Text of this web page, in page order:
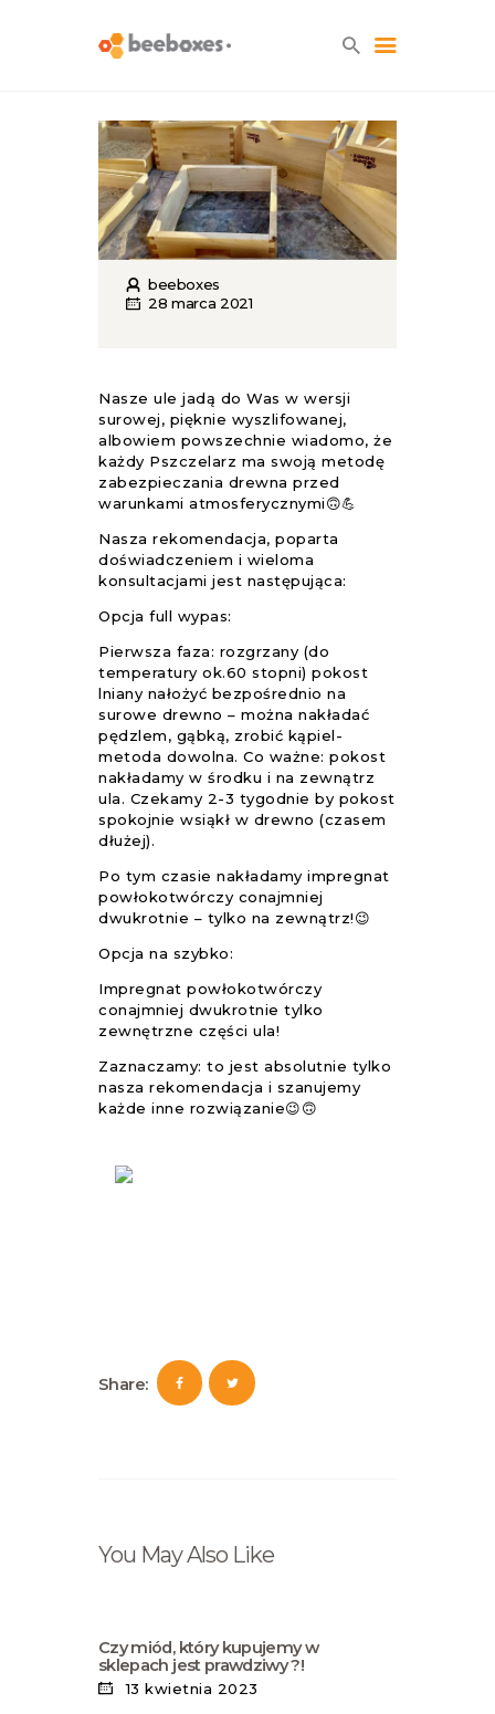
HOME
O NAS
BLOG
SKLEP
KONTAKT
beeboxes
28 marca 2021
Nasze ule jadą do Was w wersji
surowej, pięknie wyszlifowanej,
albowiem powszechnie wiadomo, że
każdy Pszczelarz ma swoją metodę
zabezpieczania drewna przed
warunkami atmosferycznymi🙃💪
Nasza rekomendacja, poparta
doświadczeniem i wieloma
konsultacjami jest następująca:
Opcja full wypas:
Pierwsza faza: rozgrzany (do
temperatury ok.60 stopni) pokost
lniany nałożyć bezpośrednio na
surowe drewno – można nakładać
pędzlem, gąbką, zrobić kąpiel-
metoda dowolna. Co ważne: pokost
nakładamy w środku i na zewnątrz
ula. Czekamy 2-3 tygodnie by pokost
spokojnie wsiąkł w drewno (czasem
dłużej).
Po tym czasie nakładamy impregnat
powłokotwórczy conajmniej
dwukrotnie – tylko na zewnątrz!😉
Opcja na szybko:
Impregnat powłokotwórczy
conajmniej dwukrotnie tylko
zewnętrzne części ula!
Zaznaczamy: to jest absolutnie tylko
nasza rekomendacja i szanujemy
każde inne rozwiązanie😉🙃
Share:
You May Also Like
Czy miód, który kupujemy w
sklepach jest prawdziwy ?!
13 kwietnia 2023